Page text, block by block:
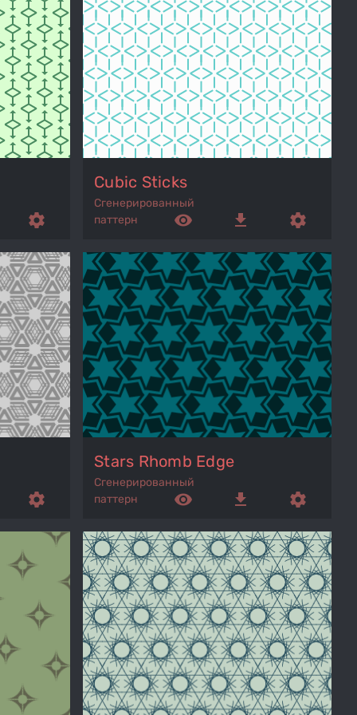
settings
Cubic Sticks
Сгенерированный
паттерн
remove_red_eye get_app settings
settings
Stars Rhomb Edge
Сгенерированный
паттерн
remove_red_eye get_app settings